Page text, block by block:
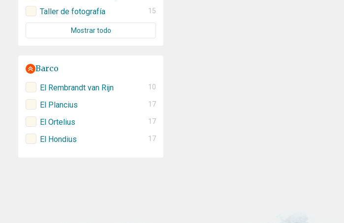
Taller de fotografía 15
Mostrar todo
Barco
El Rembrandt van Rijn 10
El Plancius 17
El Ortelius 17
El Hondius 17